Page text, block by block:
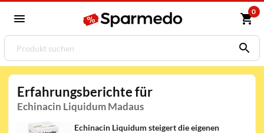
0
Erfahrungsberichte für
Echinacin Liquidum Madaus
Echinacin Liquidum steigert die eigenen